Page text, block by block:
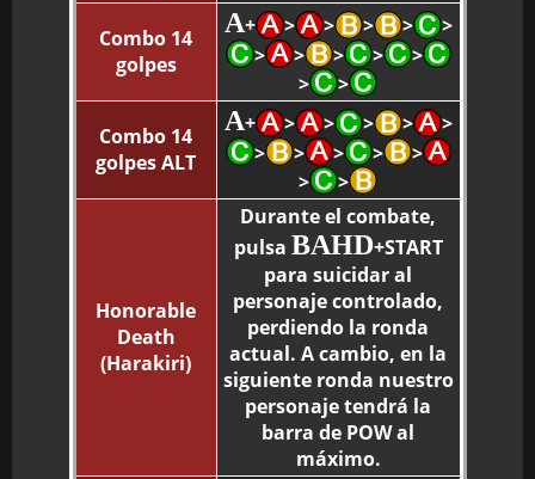
Combo 14
golpes
A+ > > > >
>
>
> > >
>
>
>
Combo 14
golpes ALT
A+ > > > >
>
>
> > >
>
>
>
Honorable
Death
(Harakiri)
Durante el combate,
pulsa BAHD+START
para suicidar al
personaje controlado,
perdiendo la ronda
actual. A cambio, en la
siguiente ronda nuestro
personaje tendrá la
barra de POW al
máximo.